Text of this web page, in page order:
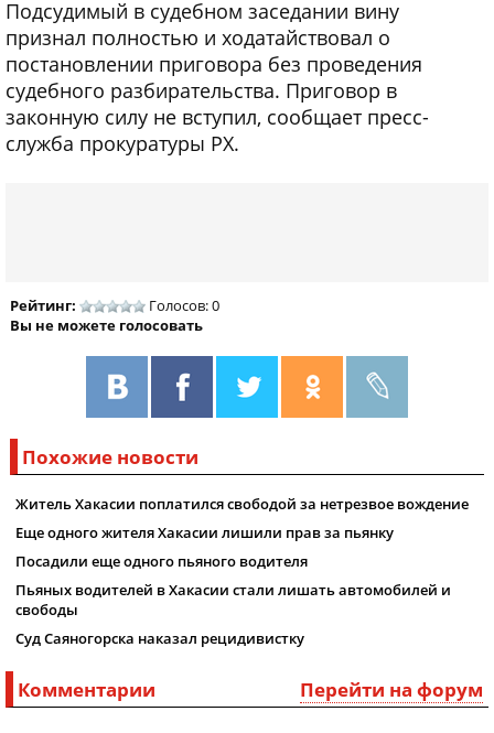
Подсудимый в судебном заседании вину
признал полностью и ходатайствовал о
постановлении приговора без проведения
судебного разбирательства. Приговор в
законную силу не вступил, сообщает пресс-
служба прокуратуры РХ.
Рейтинг:
Голосов: 0
Вы не можете голосовать
Похожие новости
Житель Хакасии поплатился свободой за нетрезвое вождение
Еще одного жителя Хакасии лишили прав за пьянку
Посадили еще одного пьяного водителя
Пьяных водителей в Хакасии стали лишать автомобилей и
свободы
Суд Саяногорска наказал рецидивистку
Перейти на форум
Комментарии